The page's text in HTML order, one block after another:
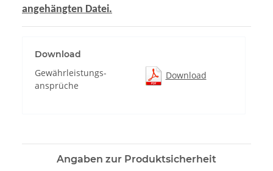
angehängten Datei.
Download
Gewährleistungs-
ansprüche
Download
Angaben zur Produktsicherheit